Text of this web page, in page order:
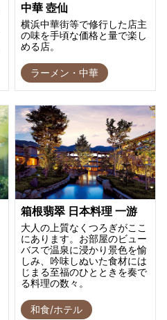
中華 壺仙
横浜中華街等で修行した店主
の味を手頃な価格と量で楽し
める店。
ラーメン・中華
箱根翡翠 日本料理 一游
大人の上質なくつろぎがここ
にあります。お部屋のビュー
バスで温泉に浸かり景色を愉
しみ、吟味しぬいた食材には
じまる至福のひとときを奏で
る料理の数々。
和食/ホテル